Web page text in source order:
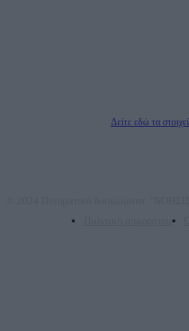
Δείτε εδώ τα